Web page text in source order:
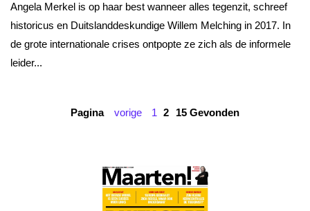
Angela Merkel is op haar best wanneer alles tegenzit, schreef
historicus en Duitslanddeskundige Willem Melching in 2017. In
de grote internationale crises ontpopte ze zich als de informele
leider...
Pagina vorige 1 2 15 Gevonden